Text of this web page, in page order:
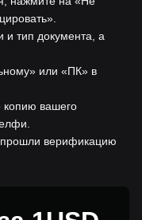
и тип документа, а
или «ПК» в
копию вашего
прошли верификацию